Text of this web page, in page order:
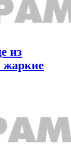
из
жаркие